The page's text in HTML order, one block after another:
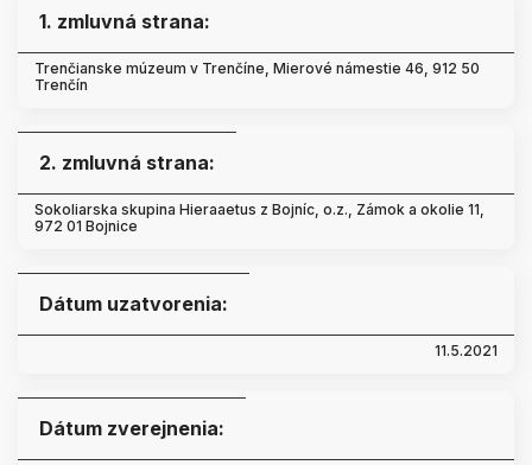
1. zmluvná strana:
Trenčianske múzeum v Trenčíne, Mierové námestie 46, 912 50
Trenčín
2. zmluvná strana:
Sokoliarska skupina Hieraaetus z Bojníc, o.z., Zámok a okolie 11,
972 01 Bojnice
Dátum uzatvorenia:
11.5.2021
Dátum zverejnenia: